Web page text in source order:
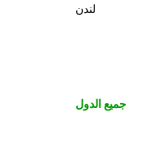
لندن
جميع الدول